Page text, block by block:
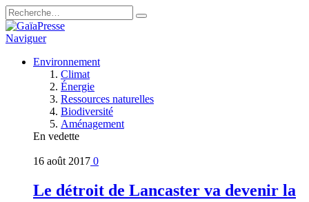
Naviguer
Environnement
Climat
Énergie
Ressources naturelles
Biodiversité
Aménagement
En vedette
16 août 2017 0
Le détroit de Lancaster va devenir la